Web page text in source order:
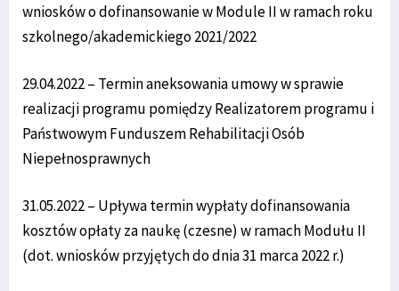
wniosków o dofinansowanie w Module II w ramach roku
szkolnego/akademickiego 2021/2022
29.04.2022 – Termin aneksowania umowy w sprawie
realizacji programu pomiędzy Realizatorem programu i
Państwowym Funduszem Rehabilitacji Osób
Niepełnosprawnych
31.05.2022 – Upływa termin wypłaty dofinansowania
kosztów opłaty za naukę (czesne) w ramach Modułu II
(dot. wniosków przyjętych do dnia 31 marca 2022 r.)